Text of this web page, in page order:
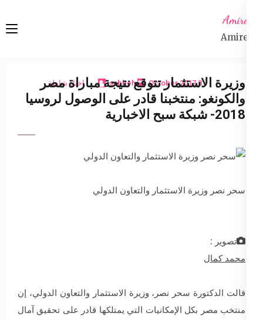
content
Amireta
Amireta
8 October 2017
sabbeh اخبار شاملة
وزيرة الاستثمار تتوقع نتيجة مباراة مصر
والكونغو: منتخبنا قادر على الوصول لروسيا
2018- شبكة سبح الاخبارية
سحر نصر وزيرة الاستثمار والتعاون الدولي
تصوير :
محمد كمال
قالت الدكتورة سحر نصر، وزيرة الاستثمار والتعاون الدولي، إن
منتخب مصر بكل الإمكانيات التي يمتلكها قادر على تحقيق آمال